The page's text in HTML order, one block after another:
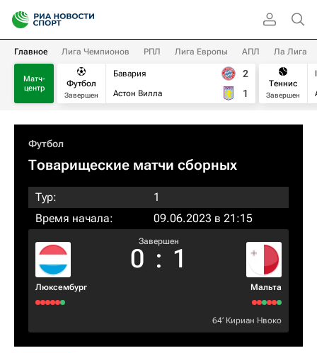
Главное Лига Чемпионов РПЛ Лига Европы АПЛ Ла Лига
Матч-
центр
Футбол
Завершен
Бавария
Астон Вилла
2
1
Теннис
Завершен
Футбол
Товарищеские матчи сборных
Тур:
1
Время начала:
09.06.2023 в 21:15
Люксембург
Завершен
0 : 1
Мальта
64‎’‎ Кириан Нвоко